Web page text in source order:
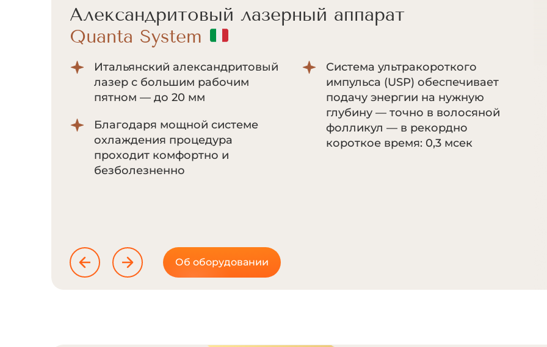
Александритовый лазерный аппарат
Quanta System
Итальянский александритовый
лазер с большим рабочим
пятном — до 20 мм
Благодаря мощной системе
охлаждения процедура
проходит комфортно и
безболезненно
Система ультракороткого
импульса (USP) обеспечивает
подачу энергии на нужную
глубину — точно в волосяной
фолликул — в рекордно
короткое время: 0,3 мсек
Об оборудовании